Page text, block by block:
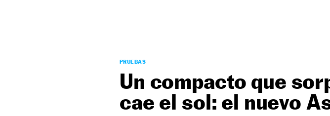
PRUEBAS
Un compacto que
cae el sol: el nuevo